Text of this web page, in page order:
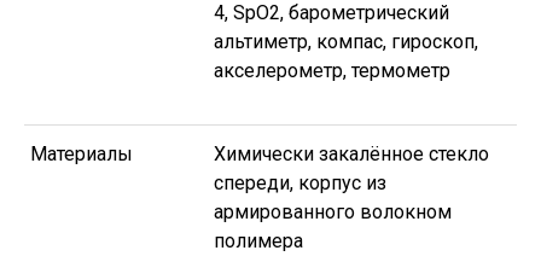
4, SpO2, барометрический
альтиметр, компас, гироскоп,
акселерометр, термометр
Материалы
Химически закалённое стекло
спереди, корпус из
армированного волокном
полимера